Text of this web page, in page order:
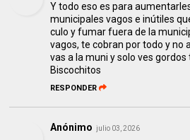
Y todo eso es para
municipales vagos e inútiles
culo y fumar fuera de la
vagos, te cobran por todo y no
vas a la muni y solo ves
Biscochitos
RESPONDER
Anónimo julio 03, 2026